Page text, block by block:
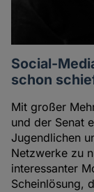
Social-
schon
Mit großer
und der Senat
Jugendlichen
Netzwerke zu
interessanter
Scheinlösung,